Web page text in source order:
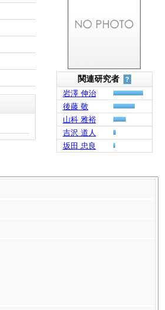
関連研究者 ?
岩澤 伸治
後藤 敬
山科 雅裕
吉沢 道人
坂田 忠良